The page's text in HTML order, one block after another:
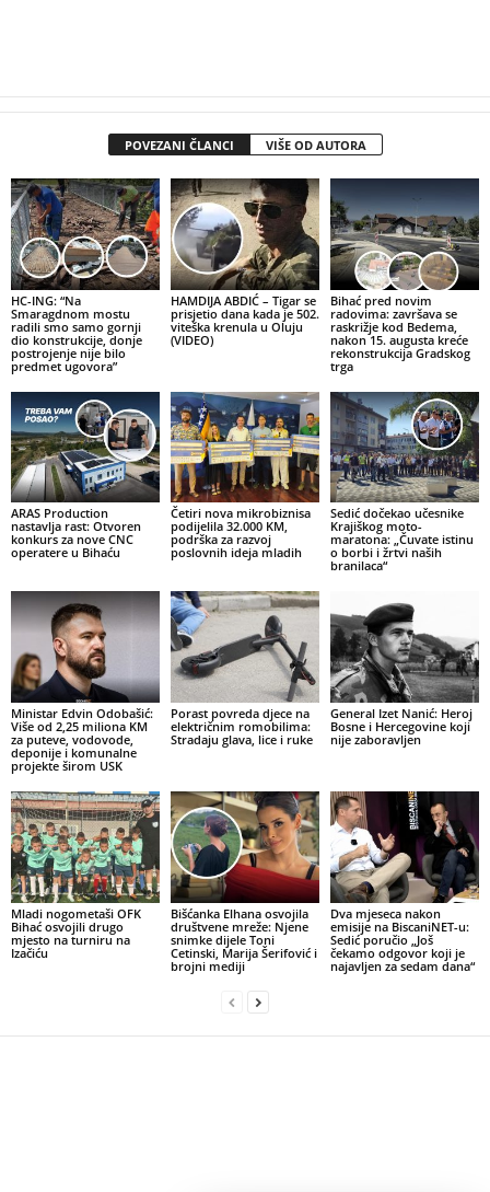
POVEZANI ČLANCI VIŠE OD AUTORA
HC-ING: “Na
Smaragdnom mostu
radili smo samo gornji
dio konstrukcije, donje
postrojenje nije bilo
predmet ugovora”
HAMDIJA ABDIĆ – Tigar se
prisjetio dana kada je 502.
viteška krenula u Oluju
(VIDEO)
Bihać pred novim
radovima: završava se
raskrižje kod Bedema,
nakon 15. augusta kreće
rekonstrukcija Gradskog
trga
ARAS Production
nastavlja rast: Otvoren
konkurs za nove CNC
operatere u Bihaću
Četiri nova mikrobiznisa
podijelila 32.000 KM,
podrška za razvoj
poslovnih ideja mladih
Sedić dočekao učesnike
Krajiškog moto-
maratona: „Čuvate istinu
o borbi i žrtvi naših
branilaca“
Ministar Edvin Odobašić:
Više od 2,25 miliona KM
za puteve, vodovode,
deponije i komunalne
projekte širom USK
Porast povreda djece na
električnim romobilima:
Stradaju glava, lice i ruke
General Izet Nanić: Heroj
Bosne i Hercegovine koji
nije zaboravljen
Mladi nogometaši OFK
Bihać osvojili drugo
mjesto na turniru na
Izačiću
Bišćanka Elhana osvojila
društvene mreže: Njene
snimke dijele Toni
Cetinski, Marija Šerifović i
brojni mediji
Dva mjeseca nakon
emisije na BiscaniNET-u:
Sedić poručio „Još
čekamo odgovor koji je
najavljen za sedam dana“